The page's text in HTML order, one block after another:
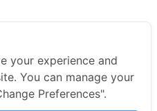
December 15, 2023
your experience and
You can manage your
Preferences".